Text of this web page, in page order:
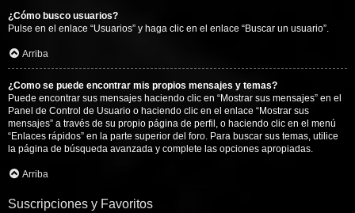
¿Cómo busco usuarios?
Pulse en el enlace “Usuarios” y haga clic en el enlace “Buscar un usuario”.
Arriba
¿Como se puede encontrar mis propios mensajes y temas?
Puede encontrar sus mensajes haciendo clic en “Mostrar sus mensajes” en el
Panel de Control de Usuario o haciendo clic en el enlace “Mostrar sus
mensajes” a través de su propio página de perfil, o haciendo clic en el menú
“Enlaces rápidos” en la parte superior del foro. Para buscar sus temas, utilice
la página de búsqueda avanzada y complete las opciones apropiadas.
Arriba
Suscripciones y Favoritos